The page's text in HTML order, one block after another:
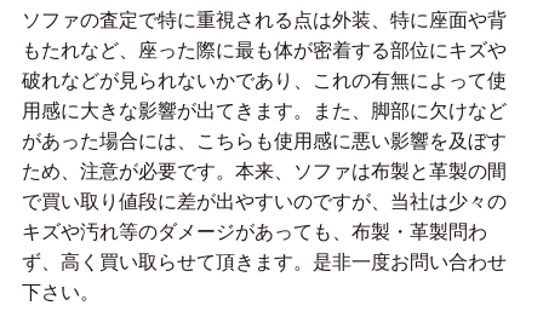
ソファの査定で特に重視される点は外装、特に座面や背
もたれなど、座った際に最も体が密着する部位にキズや
破れなどが見られないかであり、これの有無によって使
用感に大きな影響が出てきます。また、脚部に欠けなど
があった場合には、こちらも使用感に悪い影響を及ぼす
ため、注意が必要です。本来、ソファは布製と革製の間
で買い取り値段に差が出やすいのですが、当社は少々の
キズや汚れ等のダメージがあっても、布製・革製問わ
ず、高く買い取らせて頂きます。是非一度お問い合わせ
下さい。